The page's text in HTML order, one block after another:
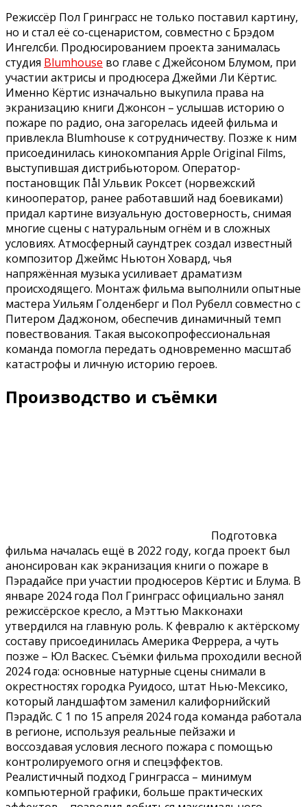
Режиссёр Пол Гринграсс не только поставил картину,
но и стал её со-сценаристом, совместно с Брэдом
Ингелсби. Продюсированием проекта занималась
студия Blumhouse во главе с Джейсоном Блумом, при
участии актрисы и продюсера Джейми Ли Кёртис.
Именно Кёртис изначально выкупила права на
экранизацию книги Джонсон – услышав историю о
пожаре по радио, она загорелась идеей фильма и
привлекла Blumhouse к сотрудничеству. Позже к ним
присоединилась кинокомпания Apple Original Films,
выступившая дистрибьютором. Оператор-
постановщик Пål Ульвик Роксет (норвежский
кинооператор, ранее работавший над боевиками)
придал картине визуальную достоверность, снимая
многие сцены с натуральным огнём и в сложных
условиях. Атмосферный саундтрек создал известный
композитор Джеймс Ньютон Ховард, чья
напряжённая музыка усиливает драматизм
происходящего. Монтаж фильма выполнили опытные
мастера Уильям Голденберг и Пол Рубелл совместно с
Питером Даджоном, обеспечив динамичный темп
повествования. Такая высокопрофессиональная
команда помогла передать одновременно масштаб
катастрофы и личную историю героев.
Производство и съёмки
Подготовка
фильма началась ещё в 2022 году, когда проект был
анонсирован как экранизация книги о пожаре в
Пэрадайсе при участии продюсеров Кёртис и Блума. В
январе 2024 года Пол Гринграсс официально занял
режиссёрское кресло, а Мэттью Макконахи
утвердился на главную роль. К февралю к актёрскому
составу присоединилась Америка Феррера, а чуть
позже – Юл Васкес. Съёмки фильма проходили весной
2024 года: основные натурные сцены снимали в
окрестностях городка Руидосо, штат Нью-Мексико,
который ландшафтом заменил калифорнийский
Пэрадйс. С 1 по 15 апреля 2024 года команда работала
в регионе, используя реальные пейзажи и
воссоздавая условия лесного пожара с помощью
контролируемого огня и спецэффектов.
Реалистичный подход Гринграсса – минимум
компьютерной графики, больше практических